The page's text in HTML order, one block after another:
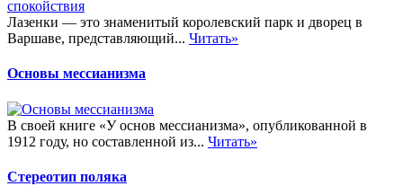
Лазенки — это знаменитый королевский парк и дворец в
Варшаве, представляющий... Читать»
Основы мессианизма
В своей книге «У основ мессианизма», опубликованной в
1912 году, но составленной из... Читать»
Стереотип поляка